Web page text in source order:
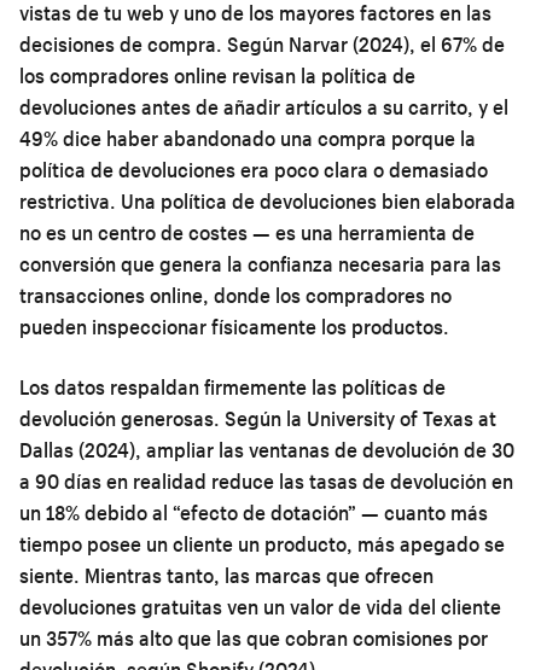
vistas de tu web y uno de los mayores factores en las
decisiones de compra. Según Narvar (2024), el 67% de
los compradores online revisan la política de
devoluciones antes de añadir artículos a su carrito, y el
49% dice haber abandonado una compra porque la
política de devoluciones era poco clara o demasiado
restrictiva. Una política de devoluciones bien elaborada
no es un centro de costes — es una herramienta de
conversión que genera la confianza necesaria para las
transacciones online, donde los compradores no
pueden inspeccionar físicamente los productos.
Los datos respaldan firmemente las políticas de
devolución generosas. Según la University of Texas at
Dallas (2024), ampliar las ventanas de devolución de 30
a 90 días en realidad reduce las tasas de devolución en
un 18% debido al “efecto de dotación” — cuanto más
tiempo posee un cliente un producto, más apegado se
siente. Mientras tanto, las marcas que ofrecen
devoluciones gratuitas ven un valor de vida del cliente
un 357% más alto que las que cobran comisiones por